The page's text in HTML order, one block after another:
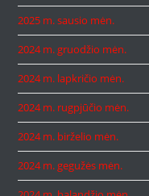
2025 m. sausio mėn.
2024 m. gruodžio mėn.
2024 m. lapkričio mėn.
2024 m. rugpjūčio mėn.
2024 m. birželio mėn.
2024 m. gegužės mėn.